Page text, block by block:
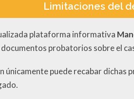
Limitaciones del
plataforma informativa
probatorios sobre el
únicamente puede recabar